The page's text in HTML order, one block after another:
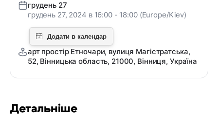
Детальніше
грудень 27
грудень 27, 2024 в 16:00 - 18:00 (Europe/Kiev)
арт простір Етночари, вулиця Магістратська,
52, Вінницька область, 21000, Вінниця, Україна